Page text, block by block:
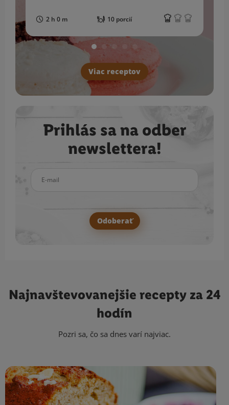
2 h 0 m 10 porcií
Viac receptov
Prihlás sa na odber
newslettera!
Odoberať
Najnavštevovanejšie recepty za 24
hodín
Pozri sa, čo sa dnes varí najviac.